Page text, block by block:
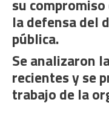
su
la defensa del
pública.
Se analizaron
recientes y se
trabajo de la